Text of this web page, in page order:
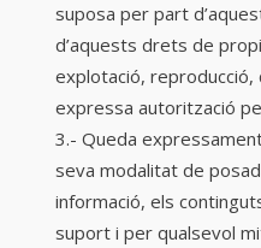
suposa per part
d’aquests drets de
explotació, reproducció,
expressa autorització
3.- Queda
seva modalitat de
informació, els
suport i per qualsevol